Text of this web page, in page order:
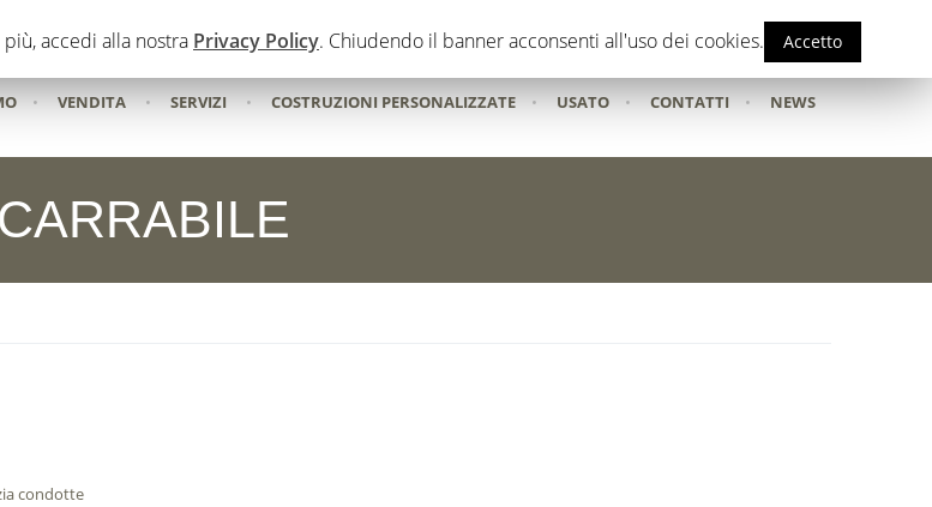
F
• VENDITA • SERVIZI • COSTRUZIONI PERSONALIZZATE • USATO • CONTATTI • NEWS
condotte
accedi alla nostra Privacy Policy. Chiudendo il banner acconsenti all'uso dei cookies. Accetto